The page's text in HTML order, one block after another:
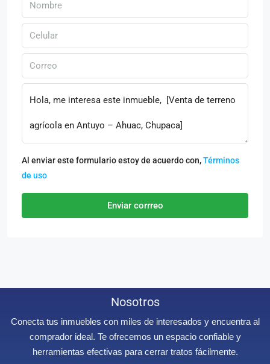
Al enviar este formulario estoy de acuerdo con,Términos
de uso
Enviar corrreo
Nosotros
Conecta tus inmuebles con miles de interesados y encuentra al
comprador ideal. Te ofrecemos un espacio confiable y
herramientas efectivas para cerrar tratos fácilmente.